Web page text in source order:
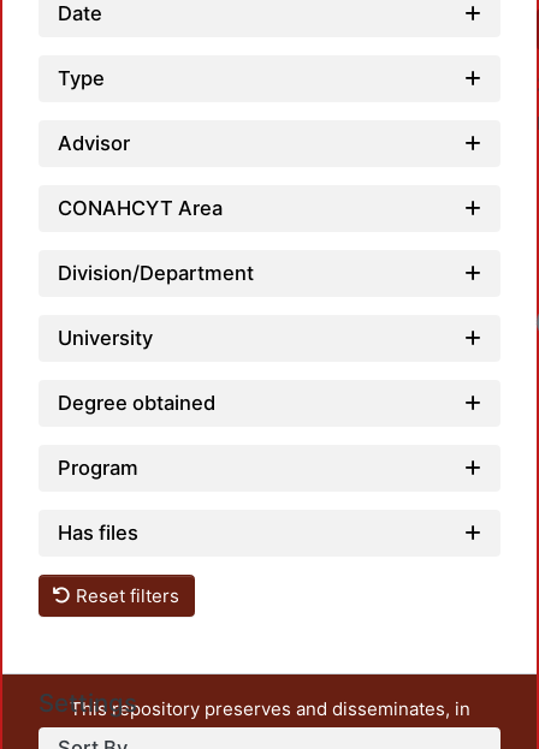
Date
Type
Advisor
CONAHCYT Area
Division/Department
University
Degree obtained
Program
Has files
Reset filters
Settings
This repository preserves and disseminates, in
unrestricted open access, the teaching and research